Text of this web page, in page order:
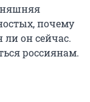
почему
ли он сейчас.
россиянам.